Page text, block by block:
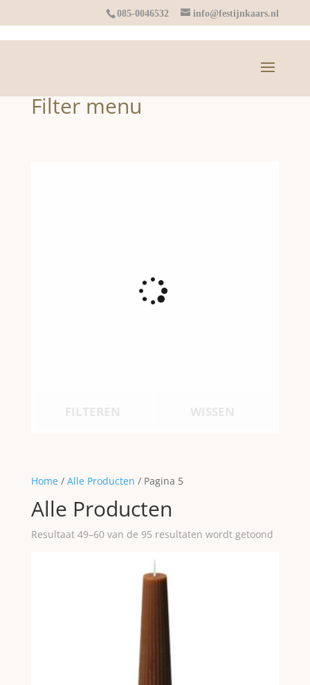
085-0046532 info@festijnkaars.nl
Home/ Alle Producten / Pagina 5
Alle Producten
Resultaat 49–60 van de 95 resultaten wordt getoond
Filter menu